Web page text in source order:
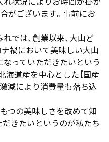
がございます。事前にお
では、創業以来、大山ど
禍において美味しい大山
っていただきたいという
海道産を中心とした【国産
激減により消費量も落ち込
つの美味しさを改めて知
きたいというのが私たち